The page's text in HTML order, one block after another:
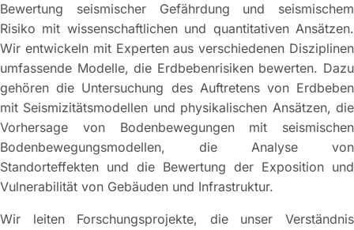
Bewertung seismischer Gefährdung und seismischem
Risiko mit wissenschaftlichen und quantitativen Ansätzen.
Wir entwickeln mit Experten aus verschiedenen Disziplinen
umfassende Modelle, die Erdbebenrisiken bewerten. Dazu
gehören die Untersuchung des Auftretens von Erdbeben
mit Seismizitätsmodellen und physikalischen Ansätzen, die
Vorhersage von Bodenbewegungen mit seismischen
Bodenbewegungsmodellen, die Analyse von
Standorteffekten und die Bewertung der Exposition und
Vulnerabilität von Gebäuden und Infrastruktur.
Wir leiten Forschungsprojekte, die unser Verständnis